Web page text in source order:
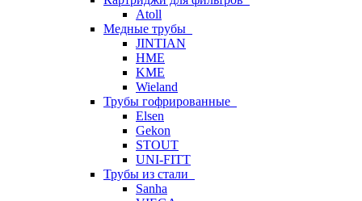
Atoll
Медные трубы
JINTIAN
HME
KME
Wieland
Трубы гофрированные
Elsen
Gekon
STOUT
UNI-FITT
Трубы из стали
Sanha